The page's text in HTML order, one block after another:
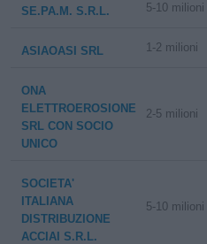
SE.PA.M. S.R.L. 5-10 milioni
ASIAOASI SRL 1-2 milioni
ONA
ELETTROEROSIONE
SRL CON SOCIO
UNICO
2-5 milioni
SOCIETA'
ITALIANA
DISTRIBUZIONE
ACCIAI S.R.L.
5-10 milioni